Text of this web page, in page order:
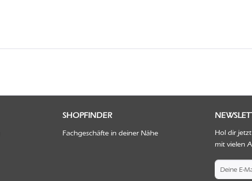
SHOPFINDER
Fachgeschäfte in deiner Nähe
Hol dir
mit vielen